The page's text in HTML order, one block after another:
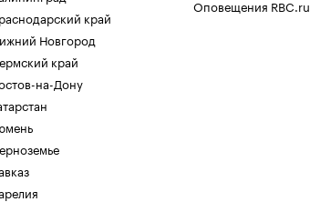
край
Новгород
край
на-Дону
Оповещения RBC.ru